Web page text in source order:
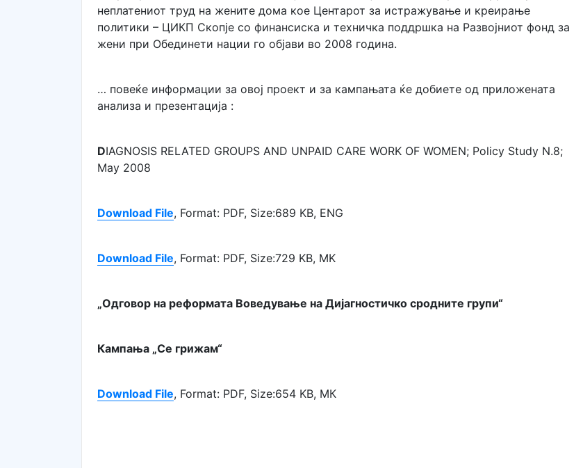
неплатениот труд на жените дома кое Центарот за истражување и креирање
политики – ЦИКП Скопје со финансиска и техничка поддршка на Развојниот фонд за
жени при Обединети нации го објави во 2008 година.
… повеќе информации за овој проект и за кампањата ќе добиете од приложената
анализа и презентација :
DIAGNOSIS RELATED GROUPS AND UNPAID CARE WORK OF WOMEN; Policy Study N.8;
May 2008
Download File, Format: PDF, Size:689 KB, ENG
Download File, Format: PDF, Size:729 KB, MK
„Одговор на реформата Воведување на Дијагностичко сродните групи“
Кампања „Се грижам“
Download File, Format: PDF, Size:654 KB, МК